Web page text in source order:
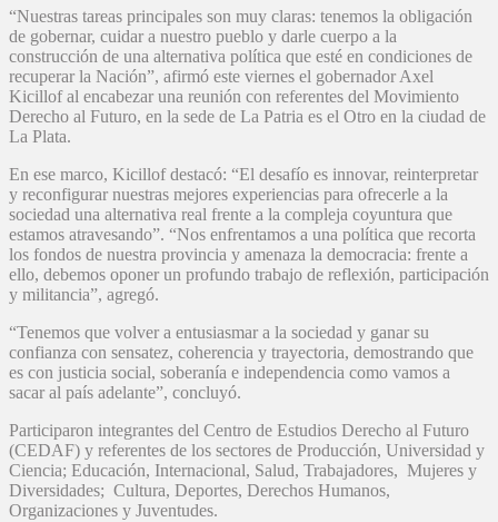
“Nuestras tareas principales son muy claras: tenemos la obligación
de gobernar, cuidar a nuestro pueblo y darle cuerpo a la
construcción de una alternativa política que esté en condiciones de
recuperar la Nación”, afirmó este viernes el gobernador Axel
Kicillof al encabezar una reunión con referentes del Movimiento
Derecho al Futuro, en la sede de La Patria es el Otro en la ciudad de
La Plata.
En ese marco, Kicillof destacó: “El desafío es innovar, reinterpretar
y reconfigurar nuestras mejores experiencias para ofrecerle a la
sociedad una alternativa real frente a la compleja coyuntura que
estamos atravesando”. “Nos enfrentamos a una política que recorta
los fondos de nuestra provincia y amenaza la democracia: frente a
ello, debemos oponer un profundo trabajo de reflexión, participación
y militancia”, agregó.
“Tenemos que volver a entusiasmar a la sociedad y ganar su
confianza con sensatez, coherencia y trayectoria, demostrando que
es con justicia social, soberanía e independencia como vamos a
sacar al país adelante”, concluyó.
Participaron integrantes del Centro de Estudios Derecho al Futuro
(CEDAF) y referentes de los sectores de Producción, Universidad y
Ciencia; Educación, Internacional, Salud, Trabajadores, Mujeres y
Diversidades; Cultura, Deportes, Derechos Humanos,
Organizaciones y Juventudes.